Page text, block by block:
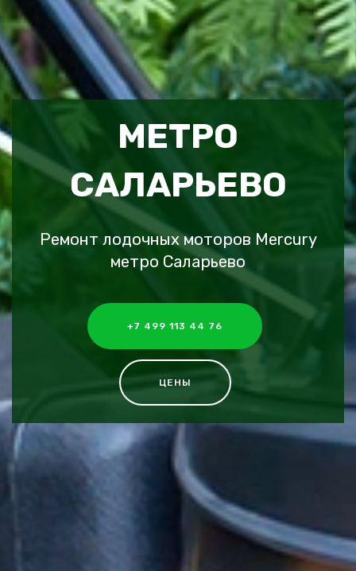
МЕТРО
САЛАРЬЕВО
Ремонт лодочных моторов Mercury
метро Саларьево
+7 499 113 44 76
ЦЕНЫ